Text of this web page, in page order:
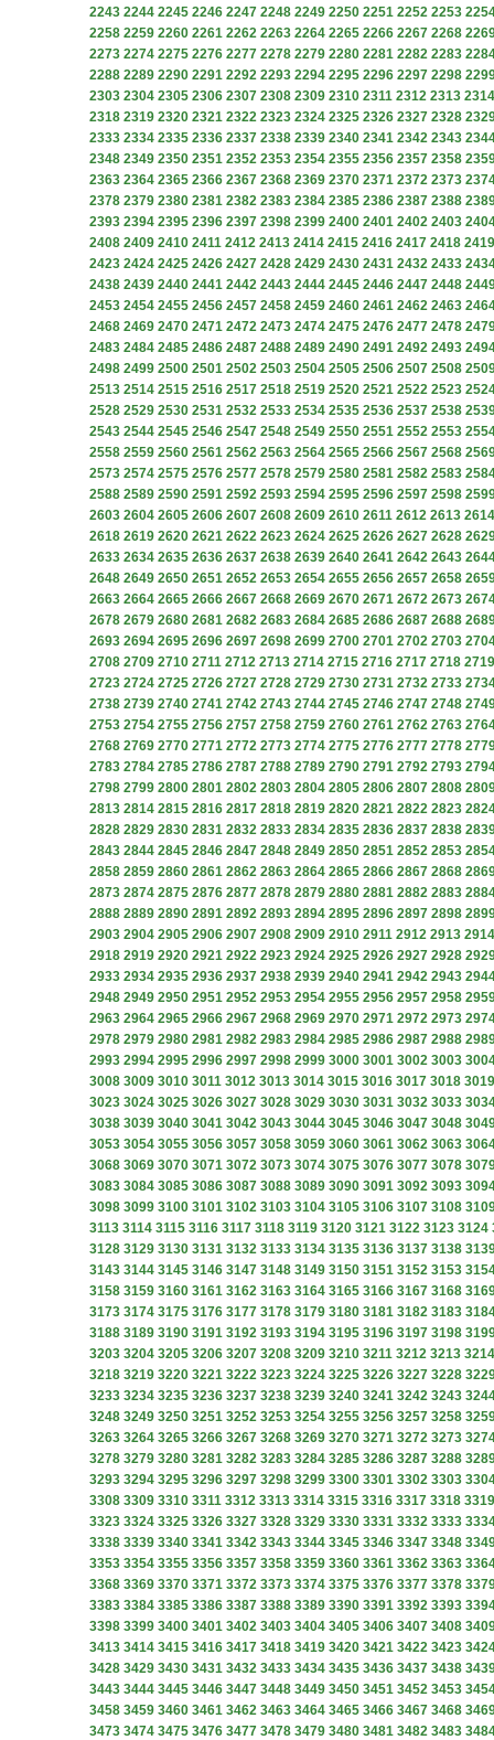
2243 2244 2245 2246 2247 2248 2249 2250 2251 2252 2253
2258 2259 2260 2261 2262 2263 2264 2265 2266 2267 2268
2273 2274 2275 2276 2277 2278 2279 2280 2281 2282 2283
2288 2289 2290 2291 2292 2293 2294 2295 2296 2297 2298
2303 2304 2305 2306 2307 2308 2309 2310 2311 2312 2313 2314
2318 2319 2320 2321 2322 2323 2324 2325 2326 2327 2328
2333 2334 2335 2336 2337 2338 2339 2340 2341 2342 2343
2348 2349 2350 2351 2352 2353 2354 2355 2356 2357 2358
2363 2364 2365 2366 2367 2368 2369 2370 2371 2372 2373
2378 2379 2380 2381 2382 2383 2384 2385 2386 2387 2388
2393 2394 2395 2396 2397 2398 2399 2400 2401 2402 2403
2408 2409 2410 2411 2412 2413 2414 2415 2416 2417 2418 2419
2423 2424 2425 2426 2427 2428 2429 2430 2431 2432 2433
2438 2439 2440 2441 2442 2443 2444 2445 2446 2447 2448
2453 2454 2455 2456 2457 2458 2459 2460 2461 2462 2463
2468 2469 2470 2471 2472 2473 2474 2475 2476 2477 2478
2483 2484 2485 2486 2487 2488 2489 2490 2491 2492 2493
2498 2499 2500 2501 2502 2503 2504 2505 2506 2507 2508
2513 2514 2515 2516 2517 2518 2519 2520 2521 2522 2523
2528 2529 2530 2531 2532 2533 2534 2535 2536 2537 2538
2543 2544 2545 2546 2547 2548 2549 2550 2551 2552 2553
2558 2559 2560 2561 2562 2563 2564 2565 2566 2567 2568
2573 2574 2575 2576 2577 2578 2579 2580 2581 2582 2583
2588 2589 2590 2591 2592 2593 2594 2595 2596 2597 2598
2603 2604 2605 2606 2607 2608 2609 2610 2611 2612 2613 2614
2618 2619 2620 2621 2622 2623 2624 2625 2626 2627 2628
2633 2634 2635 2636 2637 2638 2639 2640 2641 2642 2643
2648 2649 2650 2651 2652 2653 2654 2655 2656 2657 2658
2663 2664 2665 2666 2667 2668 2669 2670 2671 2672 2673
2678 2679 2680 2681 2682 2683 2684 2685 2686 2687 2688
2693 2694 2695 2696 2697 2698 2699 2700 2701 2702 2703
2708 2709 2710 2711 2712 2713 2714 2715 2716 2717 2718 2719
2723 2724 2725 2726 2727 2728 2729 2730 2731 2732 2733
2738 2739 2740 2741 2742 2743 2744 2745 2746 2747 2748
2753 2754 2755 2756 2757 2758 2759 2760 2761 2762 2763
2768 2769 2770 2771 2772 2773 2774 2775 2776 2777 2778
2783 2784 2785 2786 2787 2788 2789 2790 2791 2792 2793
2798 2799 2800 2801 2802 2803 2804 2805 2806 2807 2808
2813 2814 2815 2816 2817 2818 2819 2820 2821 2822 2823
2828 2829 2830 2831 2832 2833 2834 2835 2836 2837 2838
2843 2844 2845 2846 2847 2848 2849 2850 2851 2852 2853
2858 2859 2860 2861 2862 2863 2864 2865 2866 2867 2868
2873 2874 2875 2876 2877 2878 2879 2880 2881 2882 2883
2888 2889 2890 2891 2892 2893 2894 2895 2896 2897 2898
2903 2904 2905 2906 2907 2908 2909 2910 2911 2912 2913 2914
2918 2919 2920 2921 2922 2923 2924 2925 2926 2927 2928
2933 2934 2935 2936 2937 2938 2939 2940 2941 2942 2943
2948 2949 2950 2951 2952 2953 2954 2955 2956 2957 2958
2963 2964 2965 2966 2967 2968 2969 2970 2971 2972 2973
2978 2979 2980 2981 2982 2983 2984 2985 2986 2987 2988
2993 2994 2995 2996 2997 2998 2999 3000 3001 3002 3003
3008 3009 3010 3011 3012 3013 3014 3015 3016 3017 3018 3019
3023 3024 3025 3026 3027 3028 3029 3030 3031 3032 3033
3038 3039 3040 3041 3042 3043 3044 3045 3046 3047 3048
3053 3054 3055 3056 3057 3058 3059 3060 3061 3062 3063
3068 3069 3070 3071 3072 3073 3074 3075 3076 3077 3078
3083 3084 3085 3086 3087 3088 3089 3090 3091 3092 3093
3098 3099 3100 3101 3102 3103 3104 3105 3106 3107 3108
3113 3114 3115 3116 3117 3118 3119 3120 3121 3122 3123 3124
3128 3129 3130 3131 3132 3133 3134 3135 3136 3137 3138
3143 3144 3145 3146 3147 3148 3149 3150 3151 3152 3153
3158 3159 3160 3161 3162 3163 3164 3165 3166 3167 3168
3173 3174 3175 3176 3177 3178 3179 3180 3181 3182 3183
3188 3189 3190 3191 3192 3193 3194 3195 3196 3197 3198
3203 3204 3205 3206 3207 3208 3209 3210 3211 3212 3213 3214
3218 3219 3220 3221 3222 3223 3224 3225 3226 3227 3228
3233 3234 3235 3236 3237 3238 3239 3240 3241 3242 3243
3248 3249 3250 3251 3252 3253 3254 3255 3256 3257 3258
3263 3264 3265 3266 3267 3268 3269 3270 3271 3272 3273
3278 3279 3280 3281 3282 3283 3284 3285 3286 3287 3288
3293 3294 3295 3296 3297 3298 3299 3300 3301 3302 3303
3308 3309 3310 3311 3312 3313 3314 3315 3316 3317 3318 3319
3323 3324 3325 3326 3327 3328 3329 3330 3331 3332 3333
3338 3339 3340 3341 3342 3343 3344 3345 3346 3347 3348
3353 3354 3355 3356 3357 3358 3359 3360 3361 3362 3363
3368 3369 3370 3371 3372 3373 3374 3375 3376 3377 3378
3383 3384 3385 3386 3387 3388 3389 3390 3391 3392 3393
3398 3399 3400 3401 3402 3403 3404 3405 3406 3407 3408
3413 3414 3415 3416 3417 3418 3419 3420 3421 3422 3423
3428 3429 3430 3431 3432 3433 3434 3435 3436 3437 3438
3443 3444 3445 3446 3447 3448 3449 3450 3451 3452 3453
3458 3459 3460 3461 3462 3463 3464 3465 3466 3467 3468
3473 3474 3475 3476 3477 3478 3479 3480 3481 3482 3483